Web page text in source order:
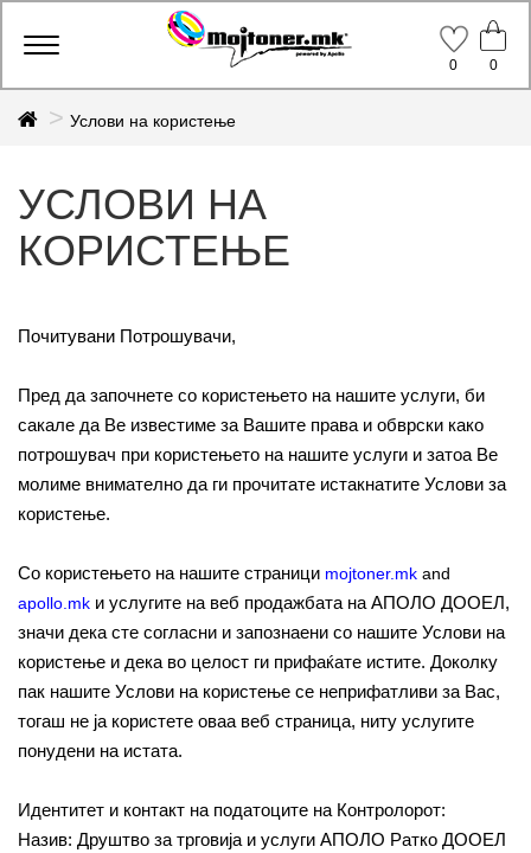
Toggle
0
0
Услови на користење
УСЛОВИ НА
КОРИСТЕЊЕ
Почитувани Потрошувачи,
Пред да започнете со користењето на нашите услуги, би
сакале да Ве известиме за Вашите права и обврски како
потрошувач при користењето на нашите услуги и затоа Ве
молиме внимателно да ги прочитате истакнатите Услови за
користење.
Со користењето на нашите страници mojtoner.mk and
apollo.mk и услугите на веб продажбата на АПОЛО ДООЕЛ,
значи дека сте согласни и запознaени со нашите Услови на
користење и дека во целост ги прифаќате истите. Доколку
пак нашите Услови на користење се неприфатливи за Вас,
тогаш не ја користете оваа веб страница, ниту услугите
понудени на истата.
Идентитет и контакт на податоците на Контролорот:
Назив: Друштво за трговија и услуги АПОЛО Ратко ДООЕЛ